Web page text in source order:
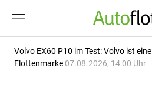
Volvo EX60 P10 im Test: Volvo ist eine
Flottenmarke 07.08.2026, 14:00 Uhr